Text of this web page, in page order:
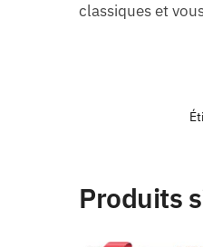
classiques et
Produits